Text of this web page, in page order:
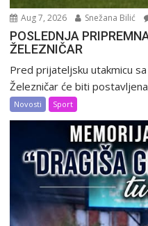
Aug 7, 2026 Snežana Bilić
POSLEDNJA
ŽELEZNIČAR
Pred prijateljsku utakmicu
Železničar će biti
Novosti Sport